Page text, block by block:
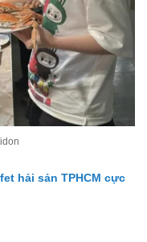
hải sản TPHCM cực